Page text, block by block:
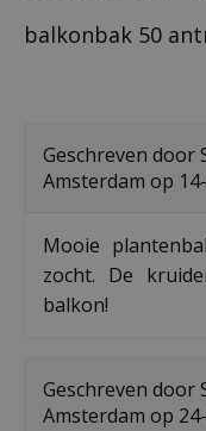
balkonbak 50
Geschreven door
Amsterdam op
Mooie
zocht. De
balkon!
Geschreven door
Amsterdam op